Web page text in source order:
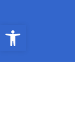
Abrir barra de